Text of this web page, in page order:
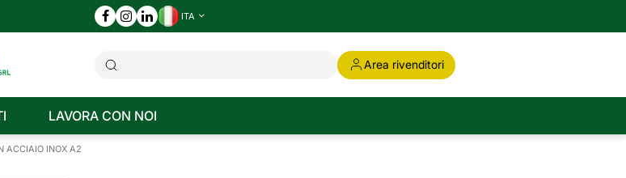
ITA
Area rivenditori
LAVORA CON NOI
ACCIAIO INOX A2